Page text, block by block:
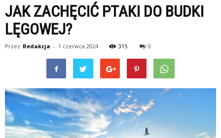
JAK ZACHĘCIĆ PTAKI DO BUDKI
LĘGOWEJ?
Przez Redakcja - 1 czerwca 2024 315 0